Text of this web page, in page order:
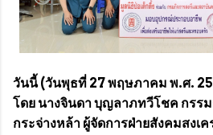
วันนี้ (วันพุธที่ 27 พฤษภาคม พ.ศ.
โดย นางจินดา บุญลาภทวีโชค กรร
กระจ่างหล้า ผู้จัดการฝ่ายสังคมสงเ